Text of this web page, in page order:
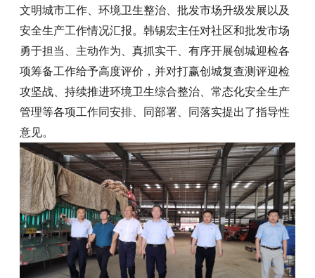
文明城市工作、环境卫生整治、批发市场升级发展以及
安全生产工作情况汇报。韩锡宏主任对社区和批发市场
勇于担当、主动作为、真抓实干、有序开展创城迎检各
项筹备工作给予高度评价，并对打赢创城复查测评迎检
攻坚战、持续推进环境卫生综合整治、常态化安全生产
管理等各项工作同安排、同部署、同落实提出了指导性
意见。